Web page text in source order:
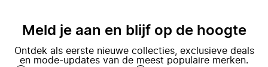
Meld je aan en blijf op de hoogte
Ontdek als eerste nieuwe collecties, exclusieve deals
en mode-updates van de meest populaire merken.